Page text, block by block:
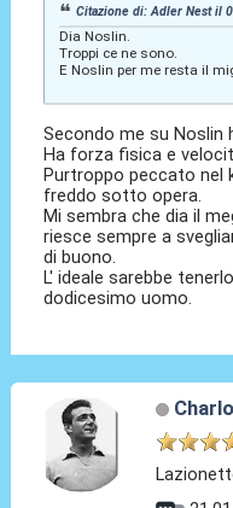
Citazione di: Adler Nest il
Dia Noslin.
Troppi ce ne sono.
E Noslin per me resta il
Secondo me su Noslin
Ha forza fisica e
Purtroppo peccato nel
freddo sotto opera.
Mi sembra che dia il
riesce sempre a
di buono.
L' ideale sarebbe
dodicesimo uomo.